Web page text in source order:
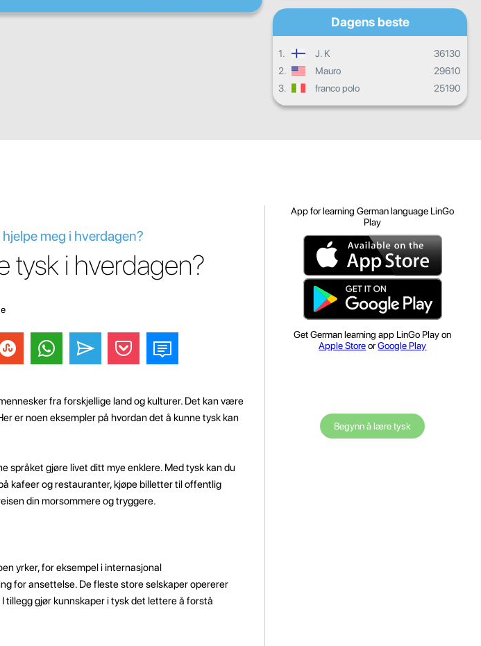
Dagens beste
1. J. K
36130
2.
Mauro
29610
3.
franco polo 25190
meg i hverdagen?
tysk i hverdagen?
fra forskjellige land og kulturer. Det kan være
er noen eksempler på hvordan det å kunne tysk kan
språket gjøre livet ditt mye enklere. Med tysk kan du
kafeer og restauranter, kjøpe billetter til offentlig
din morsommere og tryggere.
yrker, for eksempel i internasjonal
for ansettelse. De fleste store selskaper opererer
tillegg gjør kunnskaper i tysk det lettere å forstå
App for learning German language LinGo
Play
Get German learning app LinGo Play on
Apple StoreorGoogle Play
Begynn å lære tysk